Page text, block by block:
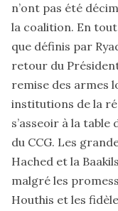
n’ont pas été
la coalition. En
que définis par
retour du
remise des armes
institutions de la
s’asseoir à la table
du CCG. Les
Hached et la
malgré les
Houthis et les